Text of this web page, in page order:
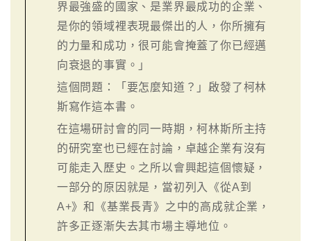
界最強盛的國家、是業界最成功的企業、
是你的領域裡表現最傑出的人，你所擁有
的力量和成功，很可能會掩蓋了你已經邁
向衰退的事實。」
這個問題：「要怎麼知道？」啟發了柯林
斯寫作這本書。
在這場研討會的同一時期，柯林斯所主持
的研究室也已經在討論，卓越企業有沒有
可能走入歷史。之所以會興起這個懷疑，
一部分的原因就是，當初列入《從A到
A+》和《基業長青》之中的高成就企業，
許多正逐漸失去其市場主導地位。